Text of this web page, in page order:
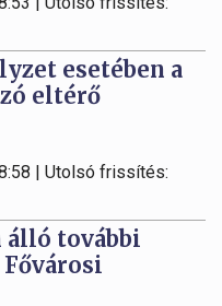
esetében a
eltérő
| Utolsó frissítés:
álló további